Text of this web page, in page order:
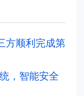
方顺利完成第
，智能安全